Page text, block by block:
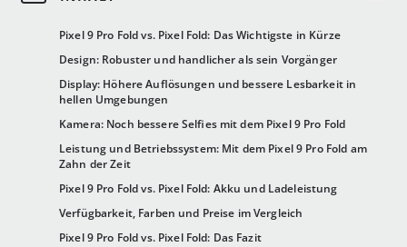
Pixel 9 Pro Fold vs. Pixel Fold: Das Wichtigste in Kürze
Design: Robuster und handlicher als sein Vorgänger
Display: Höhere Auflösungen und bessere Lesbarkeit in
hellen Umgebungen
Kamera: Noch bessere Selfies mit dem Pixel 9 Pro Fold
Leistung und Betriebssystem: Mit dem Pixel 9 Pro Fold am
Zahn der Zeit
Pixel 9 Pro Fold vs. Pixel Fold: Akku und Ladeleistung
Verfügbarkeit, Farben und Preise im Vergleich
Pixel 9 Pro Fold vs. Pixel Fold: Das Fazit